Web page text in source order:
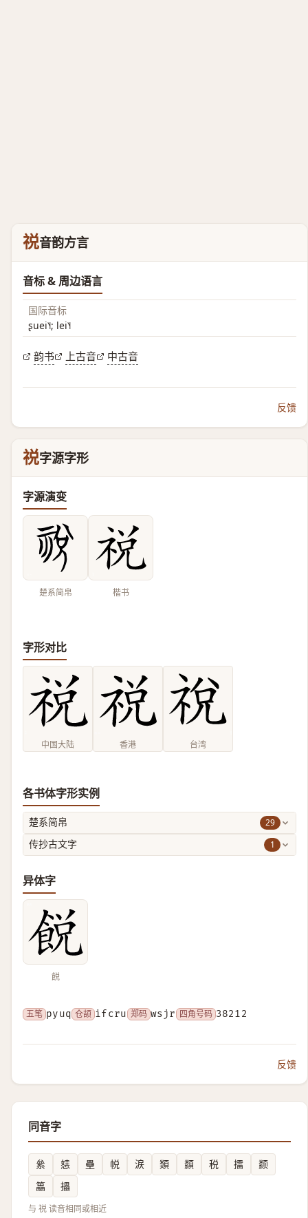
祱音韵方言
音标 & 周边语言
国际音标
ʂuei˥˧; lei˥˧
韵书 上古音 中古音
反馈
祱字源字形
字源演变
楚系简帛 楷书
字形对比
中国大陆 香港 台湾
各书体字形实例
楚系简帛 29
传抄古文字 1
异体字
䬽
五笔 pyuq 仓颉 ifcru 郑码 wsjr 四角号码 38212
反馈
同音字
絫 㥨 壘 帨 涙 類 纇 税 擂
颣
䉪
攂
与 祱 读音相同或相近